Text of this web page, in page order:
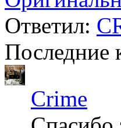
Ответил:
Последние
Crime